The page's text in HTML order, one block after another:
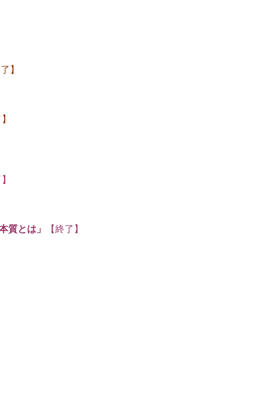
】
質とは」
【終了】